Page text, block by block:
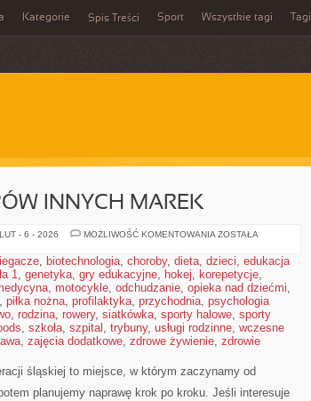
Kategorie Spis Treści Sport Wszystkie tagi Tagi
INNYCH MAREK
- 6 - 2026 MOŻLIWOŚĆ KOMENTOWANIA RECENZJE
MAREK
ZOSTAŁA
, biotechnologia, choroby, dieta, dzieci, edukacja
1, genetyka, gry edukacyjne, hokej, korepetycje,
, motocykle, odchudzanie, opieka nad dziećmi,
, piłka nożna, profilaktyka, przychodnia, psychologia
, rodzina, rowery, siatkówka, sporty halowe, sporty
, szkoła, szpital , trybuny, usługi rodzinne, wczesne
, zajęcia dodatkowe, zdrowe żywienie, zdrowie
śląskiej to miejsce, w którym zaczynamy od
planujemy naprawę krok po kroku. Jeśli interesuje